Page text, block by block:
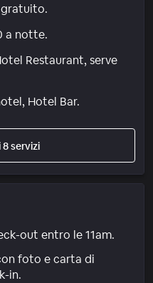
gratuito.
a notte.
Restaurant, serve
Hotel Bar.
servizi
out entro le 11am.
foto e carta di
in.